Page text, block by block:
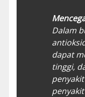
Dalam
dapat
tinggi,